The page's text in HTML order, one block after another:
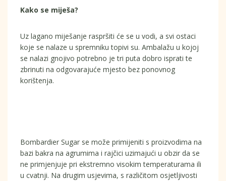
Kako se miješa?
Uz lagano miješanje raspršiti će se u vodi, a svi ostaci
koje se nalaze u spremniku topivi su. Ambalažu u kojoj
se nalazi gnojivo potrebno je tri puta dobro isprati te
zbrinuti na odgovarajuće mjesto bez ponovnog
korištenja.
Bombardier Sugar se može primijeniti s proizvodima na
bazi bakra na agrumima i rajčici uzimajući u obzir da se
ne primjenjuje pri ekstremno visokim temperaturama ili
u cvatnji. Na drugim usjevima, s različitom osjetljivosti